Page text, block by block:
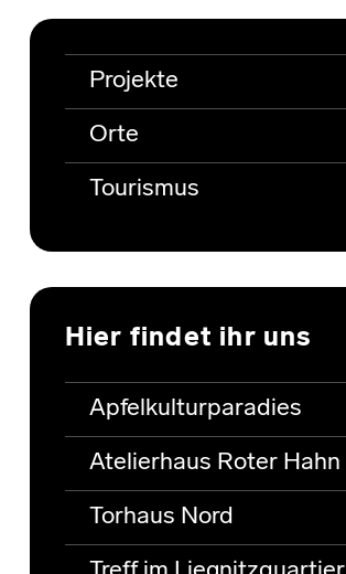
Projekte
Orte
Tourismus
Hier findet ihr uns
Apfelkulturparadies
Atelierhaus Roter Hahn
Torhaus Nord